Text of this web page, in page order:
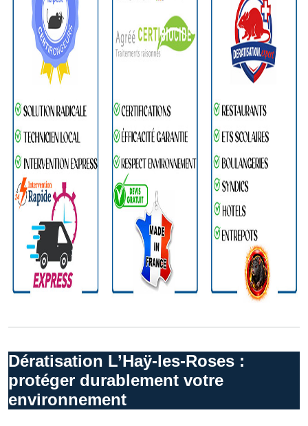
Dératisation L’Haÿ-les-Roses :
protéger durablement votre
environnement